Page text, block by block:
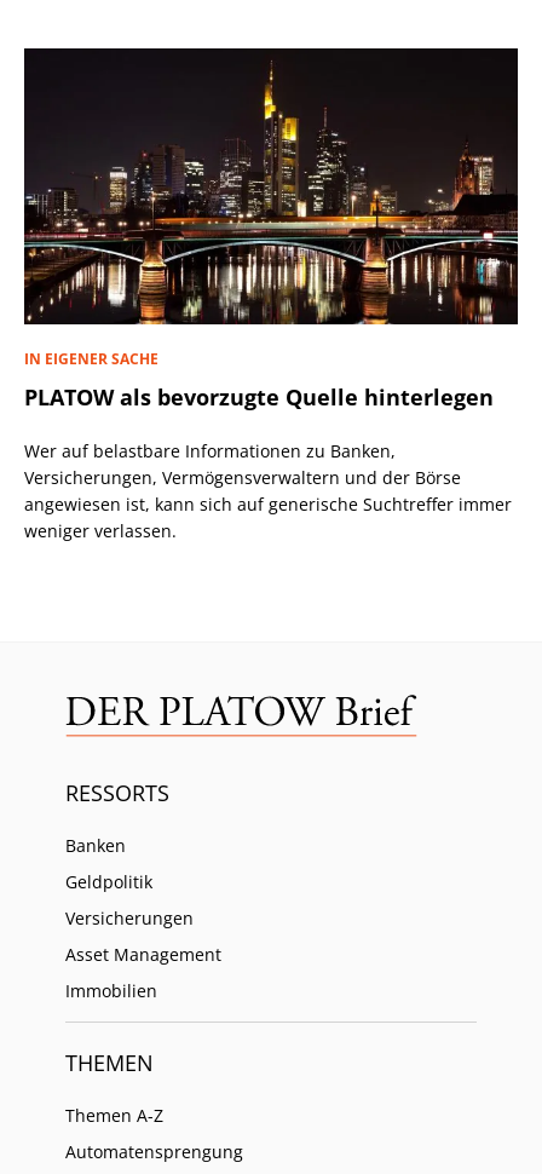
IN EIGENER SACHE
PLATOW als bevorzugte Quelle hinterlegen
Wer auf belastbare Informationen zu Banken,
Versicherungen, Vermögensverwaltern und der Börse
angewiesen ist, kann sich auf generische Suchtreffer immer
weniger verlassen.
RESSORTS
Banken
Geldpolitik
Versicherungen
Asset Management
Immobilien
THEMEN
Themen A-Z
Automatensprengung